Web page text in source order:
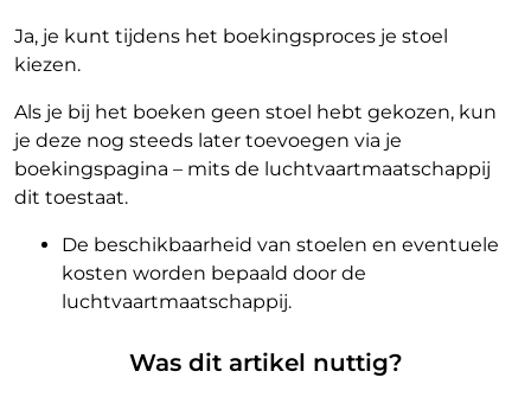
Ja, je kunt tijdens het boekingsproces je stoel
kiezen.
Als je bij het boeken geen stoel hebt gekozen, kun
je deze nog steeds later toevoegen via je
boekingspagina – mits de luchtvaartmaatschappij
dit toestaat.
De beschikbaarheid van stoelen en eventuele
kosten worden bepaald door de
luchtvaartmaatschappij.
Was dit artikel nuttig?